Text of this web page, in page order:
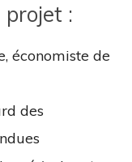
projet :
économiste de
des